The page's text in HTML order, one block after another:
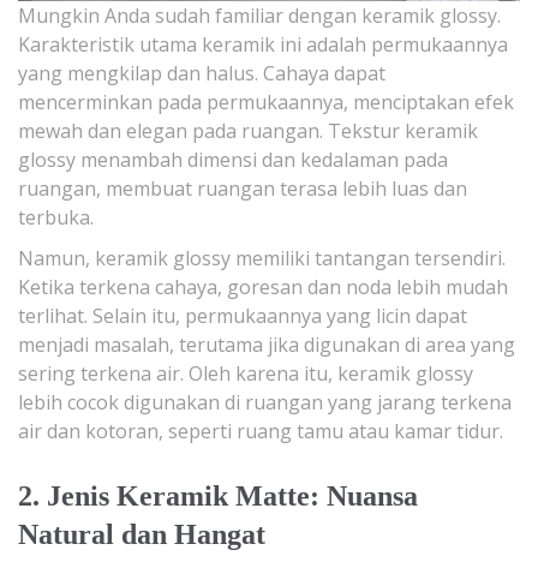
Mungkin Anda sudah familiar dengan keramik glossy.
Karakteristik utama keramik ini adalah permukaannya
yang mengkilap dan halus. Cahaya dapat
mencerminkan pada permukaannya, menciptakan efek
mewah dan elegan pada ruangan. Tekstur keramik
glossy menambah dimensi dan kedalaman pada
ruangan, membuat ruangan terasa lebih luas dan
terbuka.
Namun, keramik glossy memiliki tantangan tersendiri.
Ketika terkena cahaya, goresan dan noda lebih mudah
terlihat. Selain itu, permukaannya yang licin dapat
menjadi masalah, terutama jika digunakan di area yang
sering terkena air. Oleh karena itu, keramik glossy
lebih cocok digunakan di ruangan yang jarang terkena
air dan kotoran, seperti ruang tamu atau kamar tidur.
2. Jenis Keramik Matte: Nuansa
Natural dan Hangat